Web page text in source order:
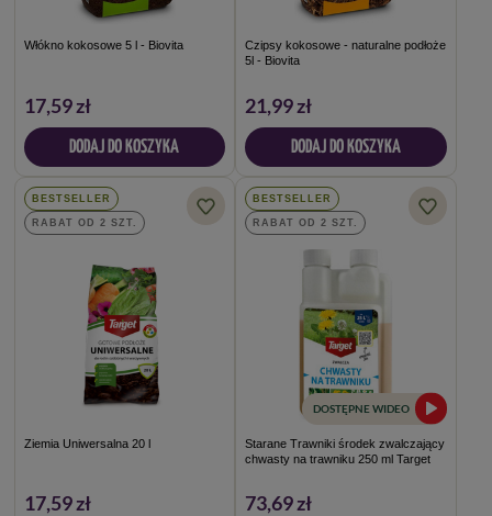
Włókno kokosowe 5 l - Biovita
17,59 zł
DODAJ DO KOSZYKA
Czipsy kokosowe - naturalne podłoże
5l - Biovita
21,99 zł
DODAJ DO KOSZYKA
BESTSELLER
RABAT OD 2 SZT.
Ziemia Uniwersalna 20 l
17,59 zł
BESTSELLER
RABAT OD 2 SZT.
DOSTĘPNE WIDEO
Starane Trawniki środek zwalczający
chwasty na trawniku 250 ml Target
73,69 zł